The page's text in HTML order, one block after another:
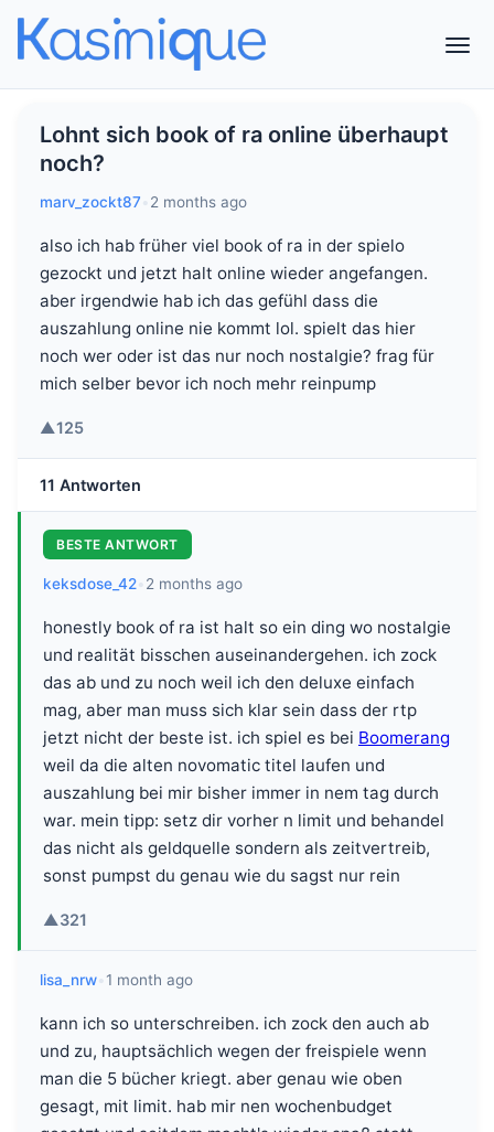
Lohnt sich book of ra online überhaupt
noch?
marv_zockt87 2 months ago
also ich hab früher viel book of ra in der spielo
gezockt und jetzt halt online wieder angefangen.
aber irgendwie hab ich das gefühl dass die
auszahlung online nie kommt lol. spielt das hier
noch wer oder ist das nur noch nostalgie? frag für
mich selber bevor ich noch mehr reinpump
▲125
11 Antworten
BESTE ANTWORT
keksdose_42 2 months ago
honestly book of ra ist halt so ein ding wo nostalgie
und realität bisschen auseinandergehen. ich zock
das ab und zu noch weil ich den deluxe einfach
mag, aber man muss sich klar sein dass der rtp
jetzt nicht der beste ist. ich spiel es bei Boomerang
weil da die alten novomatic titel laufen und
auszahlung bei mir bisher immer in nem tag durch
war. mein tipp: setz dir vorher n limit und behandel
das nicht als geldquelle sondern als zeitvertreib,
sonst pumpst du genau wie du sagst nur rein
▲321
lisa_nrw 1 month ago
kann ich so unterschreiben. ich zock den auch ab
und zu, hauptsächlich wegen der freispiele wenn
man die 5 bücher kriegt. aber genau wie oben
gesagt, mit limit. hab mir nen wochenbudget